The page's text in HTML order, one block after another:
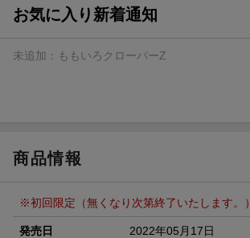
お気に入り新着通知
未追加： ももいろクローバーZ
商品情報
※初回限定（無くなり次第終了いたします。）
発売日 2022年05月17日